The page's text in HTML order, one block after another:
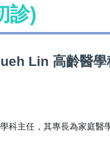
診)
Lin 高齡醫學
科主任，其專長為家庭